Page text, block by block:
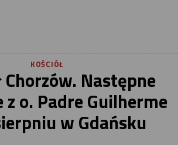
KOŚCIÓŁ
Chorzów. Następne
o. Padre Guilherme
w Gdańsku